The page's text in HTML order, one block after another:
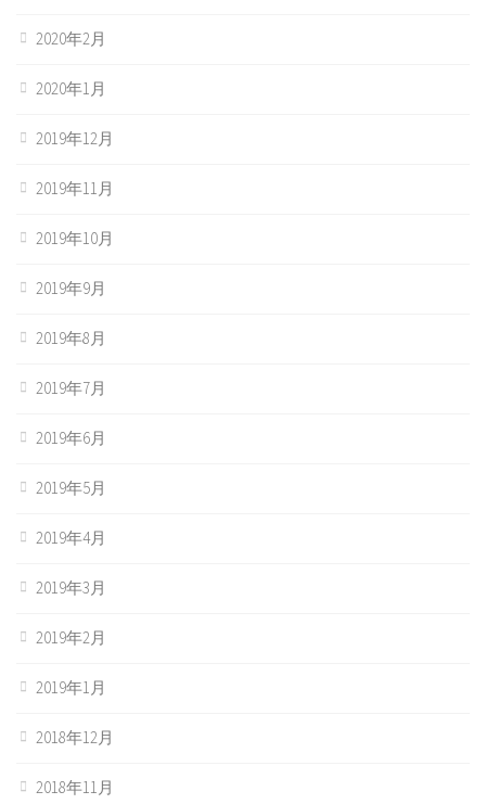
2020年2月
2020年1月
2019年12月
2019年11月
2019年10月
2019年9月
2019年8月
2019年7月
2019年6月
2019年5月
2019年4月
2019年3月
2019年2月
2019年1月
2018年12月
2018年11月